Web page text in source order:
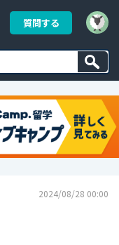
質問する
2024/08/28 00:00